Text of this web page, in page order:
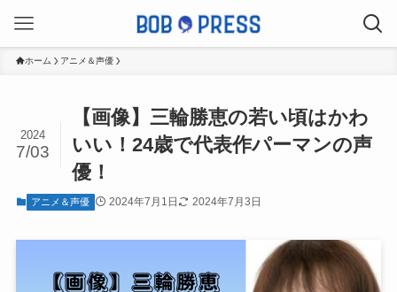
ホーム アニメ＆声優
【画像】三輪勝恵の若い頃はかわ
いい！24歳で代表作パーマンの声
優！
2024
7/03
アニメ＆声優 2024年7月1日 2024年7月3日